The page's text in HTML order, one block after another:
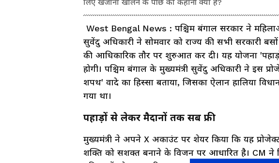
लिए खजाना खोलने के पीछे की कहानी क्या है?
West Bengal News : पश्चिम बंगाल सरकार ने
सुवेंदु अधिकारी ने सोमवार को राज्य की सभी सरकारी
की आधिकारिक तौर पर शुरुआत कर दी। यह योजना
होगी। पश्चिम बंगाल के मुख्यमंत्री सुवेंदु अधिकारी ने इस
शपथ' वादे का हिस्सा बताया, जिसका ऐलान हालिया
गया था।
पहाड़ों से लेकर मैदानों तक सब फ्री
मुख्यमंत्री ने अपने X अकाउंट पर शेयर किया कि यह प्रोजेक्ट
शक्ति को सशक्त बनाने के विजन पर आधारित है। CM ने